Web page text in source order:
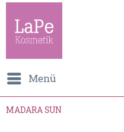
Menü
MADARA SUN